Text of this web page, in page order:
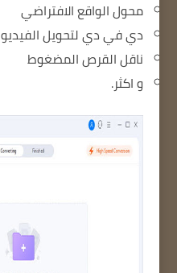
محول الواقع الافتراضي
دي في دي لتحويل الفيديو
ناقل القرص المضغوط
و اكثر.